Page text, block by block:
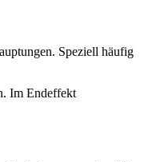
Speziell häufig
Im Endeffekt